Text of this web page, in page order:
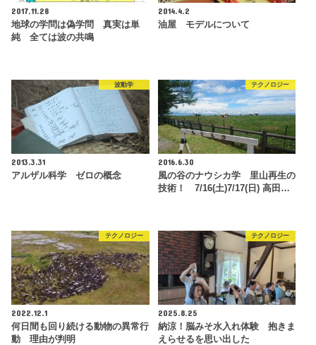
2017.11.28
地球の学問は偽学問 真実は単
純 全ては波の共鳴
2014.4.2
油屋 モデルについて
波動学
2013.3.31
アルザル科学 ゼロの概念
テクノロジー
2016.6.30
風の谷のナウシカ学 里山再生の
技術！ 7/16(土)7/17(日) 高田…
テクノロジー
2022.12.1
何日間も回り続ける動物の異常行
動 理由が判明
テクノロジー
2025.8.25
納涼！脳みそ水入れ体験 抱きま
えらせるを思い出した